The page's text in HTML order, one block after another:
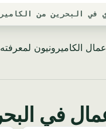
البحرين من
الكاميرونيون
في